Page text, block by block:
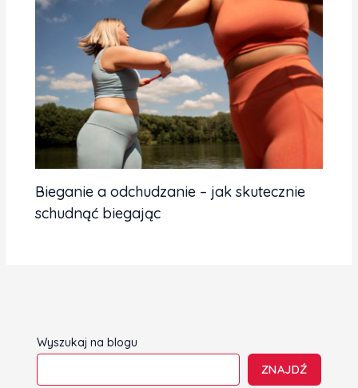
Bieganie a odchudzanie – jak skutecznie
schudnąć biegając
Wyszukaj na blogu
ZNAJDŹ